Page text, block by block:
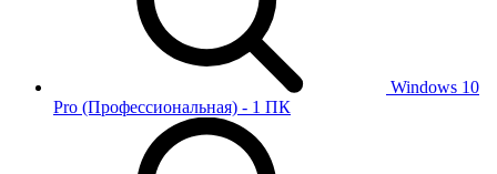
Windows 10
Pro (Профессиональная) - 1 ПК